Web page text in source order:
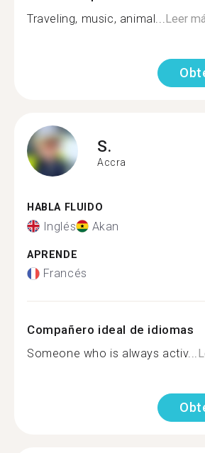
Traveling, music, animal...Leer
S.
Accra
HABLA FLUIDO
Inglés Akan
APRENDE
Francés
Compañero ideal de idiomas
Someone who is always activ...